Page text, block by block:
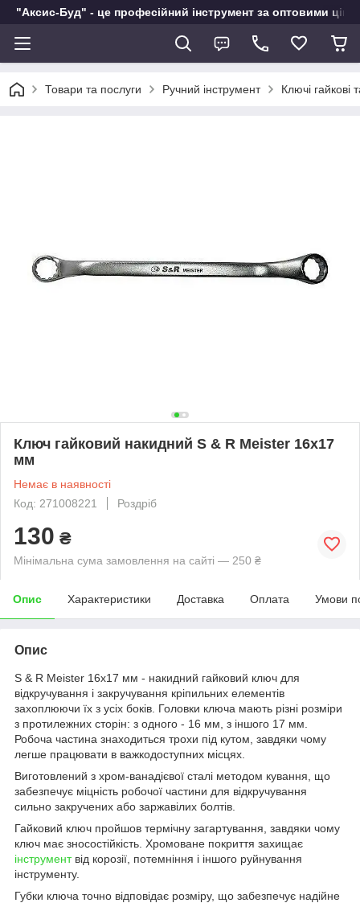
"Аксис-Буд" - це професійний інструмент за оптовими
Товари та послуги Ручний інструмент Ключі гайкові
Ключ гайковий накидний S & R Meister 16x17
мм
Немає в наявності
Код: 271008221
Роздріб
130 ₴
Мінімальна сума замовлення на сайті — 250 ₴
Опис Характеристики Доставка Оплата Умови
Опис
S & R Meister 16x17 мм - накидний гайковий ключ для
відкручування і закручування кріпильних елементів
захоплюючи їх з усіх боків. Головки ключа мають різні розміри
з протилежних сторін: з одного - 16 мм, з іншого 17 мм.
Робоча частина знаходиться трохи під кутом, завдяки чому
легше працювати в важкодоступних місцях.
Виготовлений з хром-ванадієвої сталі методом кування, що
забезпечує міцність робочої частини для відкручування
сильно закручених або заржавілих болтів.
Гайковий ключ пройшов термічну загартування, завдяки чому
ключ має зносостійкість. Хромоване покриття захищає
інструментвід корозії, потемніння і іншого руйнування
інструменту.
Губки ключа точно відповідає розміру, що забезпечує надійне